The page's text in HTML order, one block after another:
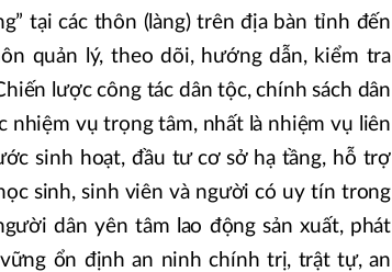
tại các thôn (làng) trên địa bàn tỉnh đến
quản lý, theo dõi, hướng dẫn, kiểm tra
lược công tác dân tộc, chính sách dân
nhiệm vụ trọng tâm, nhất là nhiệm vụ liên
sinh hoạt, đầu tư cơ sở hạ tầng, hỗ trợ
sinh, sinh viên và người có uy tín trong
dân yên tâm lao động sản xuất, phát
ổn định an ninh chính trị, trật tự, an